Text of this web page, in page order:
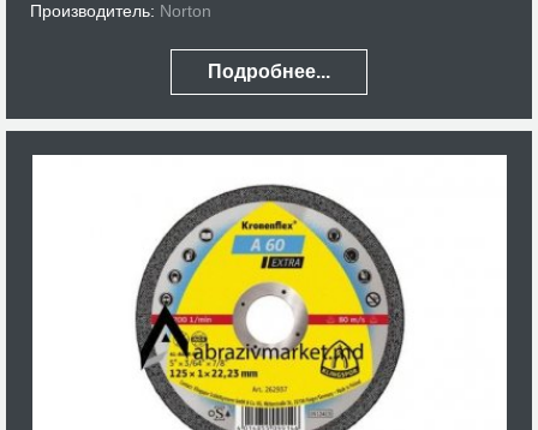
Производитель: Norton
Подробнее...